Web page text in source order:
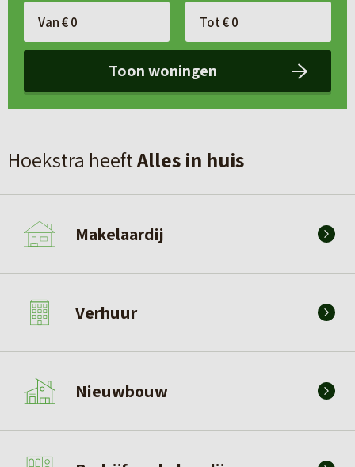
p
Toon woningen
Hoekstra heeftAlles in huis
Makelaardij
Verhuur
Nieuwbouw